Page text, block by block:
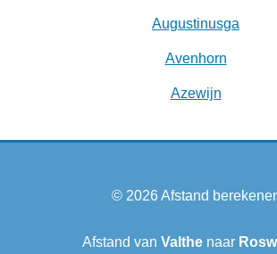
Augustinusga
Avenhorn
Azewijn
© 2026Afstand
Afstand van Valthe naar